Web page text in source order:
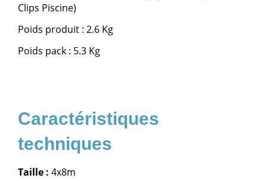
Clips Piscine)
Poids produit : 2.6 Kg
Poids pack : 5.3 Kg
Taille : 4x8m